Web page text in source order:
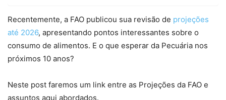
Recentemente, a FAO publicou sua revisão de projeções
até 2026, apresentando pontos interessantes sobre o
consumo de alimentos. E o que esperar da Pecuária nos
próximos 10 anos?
Neste post faremos um link entre as Projeções da FAO e
assuntos aqui abordados.